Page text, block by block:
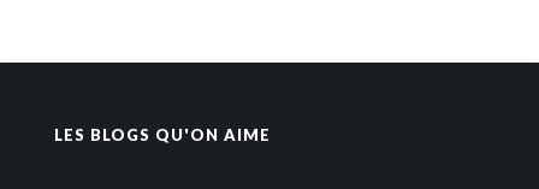
LES BLOGS QU'ON AIME